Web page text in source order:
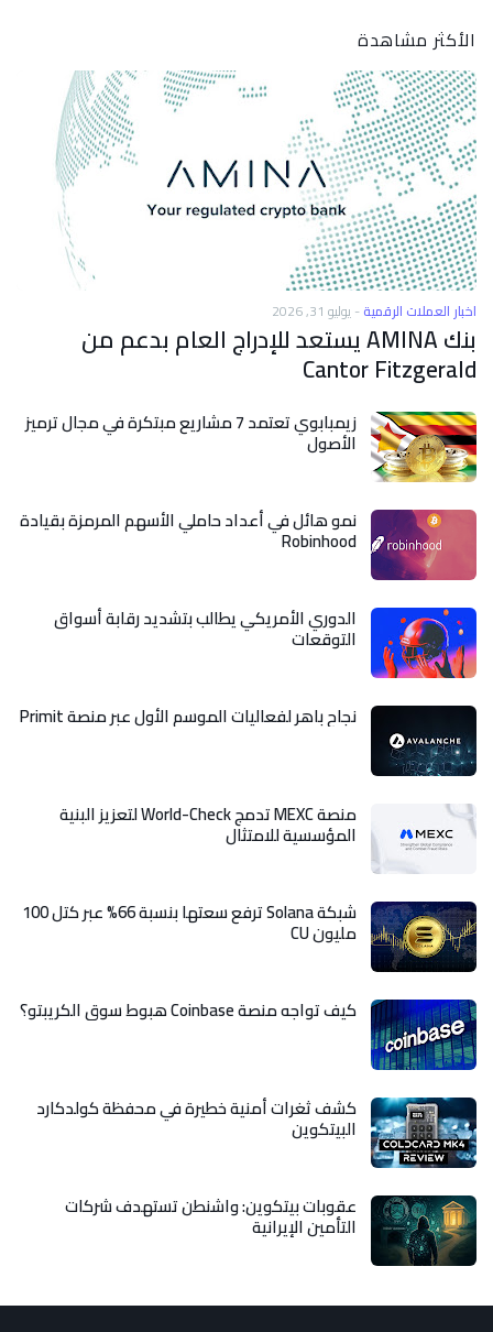
الأكثر مشاهدة
اخبار العملات الرقمية-يوليو 31, 2026
بنك AMINA يستعد للإدراج العام بدعم من
Cantor Fitzgerald
زيمبابوي تعتمد 7 مشاريع مبتكرة في مجال ترميز
الأصول
نمو هائل في أعداد حاملي الأسهم المرمزة بقيادة
Robinhood
الدوري الأمريكي يطالب بتشديد رقابة أسواق
التوقعات
نجاح باهر لفعاليات الموسم الأول عبر منصة Primit
منصة MEXC تدمج World-Check لتعزيز البنية
المؤسسية للامتثال
شبكة Solana ترفع سعتها بنسبة 66% عبر كتل 100
مليون CU
كيف تواجه منصة Coinbase هبوط سوق الكريبتو؟
كشف ثغرات أمنية خطيرة في محفظة كولدكارد
البيتكوين
عقوبات بيتكوين: واشنطن تستهدف شركات
التأمين الإيرانية